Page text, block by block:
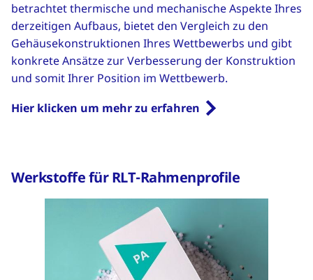
betrachtet thermische und mechanische Aspekte Ihres
derzeitigen Aufbaus, bietet den Vergleich zu den
Gehäusekonstruktionen Ihres Wettbewerbs und gibt
konkrete Ansätze zur Verbesserung der Konstruktion
und somit Ihrer Position im Wettbewerb.
Hier klicken um mehr zu erfahren
Werkstoffe für RLT-Rahmenprofile